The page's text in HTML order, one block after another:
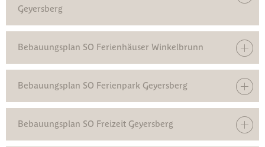
Geyersberg
Bebauungsplan SO Ferienhäuser Winkelbrunn
Bebauungsplan SO Ferienpark Geyersberg
Bebauungsplan SO Freizeit Geyersberg